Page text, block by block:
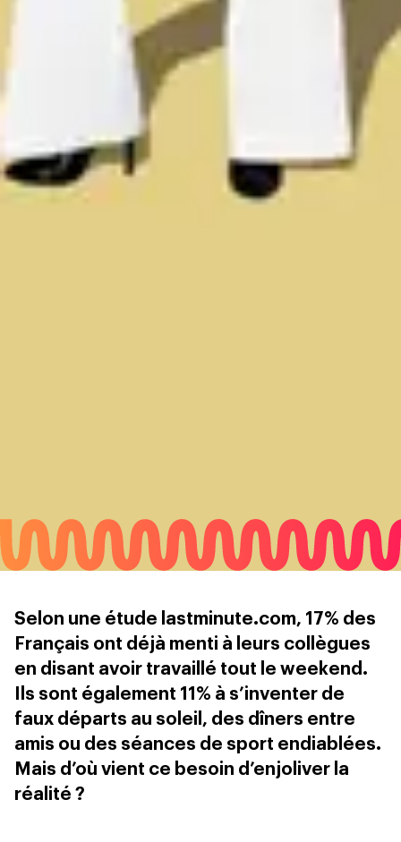
Selon une étude lastminute.com, 17% des
Français ont déjà menti à leurs collègues
en disant avoir travaillé tout le weekend.
Ils sont également 11% à s’inventer de
faux départs au soleil, des dîners entre
amis ou des séances de sport endiablées.
Mais d’où vient ce besoin d’enjoliver la
réalité ?